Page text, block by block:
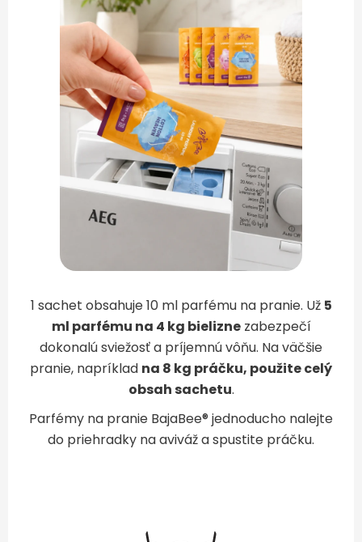
1 sachet obsahuje 10 ml parfému na pranie. Už 5
ml parfému na 4 kg bieliznezabezpečí
dokonalú sviežosť a príjemnú vôňu. Na väčšie
pranie, napríklad na 8 kg práčku, použite celý
obsah sachetu.
Parfémy na pranie BajaBee® jednoducho nalejte
do priehradky na aviváž a spustite práčku.